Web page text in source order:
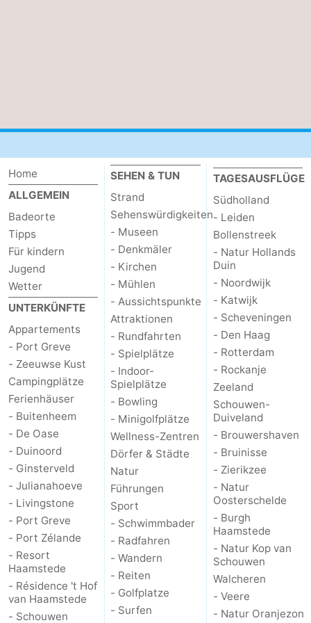
Kontakt
Home
ALLGEMEIN
Badeorte
Tipps
Für kindern
Jugend
Wetter
UNTERKÜNFTE
Appartements
- Port Greve
- Zeeuwse Kust
Campingplätze
Ferienhäuser
- Buitenheem
- De Oase
- Duinoord
- Ginsterveld
- Julianahoeve
- Livingstone
- Port Greve
- Port Zélande
- Resort
Haamstede
- Résidence 't Hof
van Haamstede
- Schouwen
SEHEN & TUN
Strand
Sehenswürdigkeiten
- Museen
- Denkmäler
- Kirchen
- Mühlen
- Aussichtspunkte
Attraktionen
- Rundfahrten
- Spielplätze
- Indoor-
Spielplätze
- Bowling
- Minigolfplätze
Wellness-Zentren
Dörfer & Städte
Natur
Führungen
Sport
- Schwimmbader
- Radfahren
- Wandern
- Reiten
- Golfplatze
- Surfen
TAGESAUSFLÜGE
Südholland
- Leiden
Bollenstreek
- Natur Hollands
Duin
- Noordwijk
- Katwijk
- Scheveningen
- Den Haag
- Rotterdam
- Rockanje
Zeeland
Schouwen-
Duiveland
- Brouwershaven
- Bruinisse
- Zierikzee
- Natur
Oosterschelde
- Burgh
Haamstede
- Natur Kop van
Schouwen
Walcheren
- Veere
- Natur Oranjezon